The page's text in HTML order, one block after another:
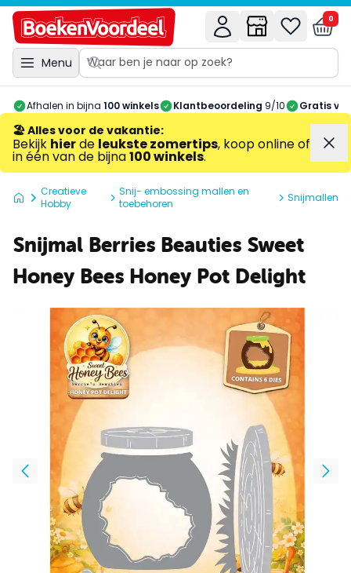
Menu
0
Afhalen in bijna 100 winkels Klantbeoordeling 9/10 Gratis
🏖️ Alles voor de vakantie:
Bekijk hierde leukste zomertips, koop online of
in één van de bijna100 winkels.
Creatieve
Hobby
Snij- embossing mallen en
toebehoren
Snijmallen
Snijmal Berries Beauties Sweet
Honey Bees Honey Pot Delight